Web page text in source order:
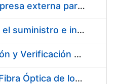
Servicios de una empresa externa para el asesoramiento y resolución de los recursos de alzada que se presentan relacionados con procesos de selección para la FNMT-RCM
Acuerdo marco para el suministro e instalación de persianas, estores y otros complementos
Servicio de Calibración y Verificación Externa de los Equipos de Medición del Servicio de Prevención de la FNMT-RCM
Conexión mediante Fibra Óptica de los Centros de Proceso de Datos (CPDs) de las sedes de la FNMT-RCM de Burgos y Madrid